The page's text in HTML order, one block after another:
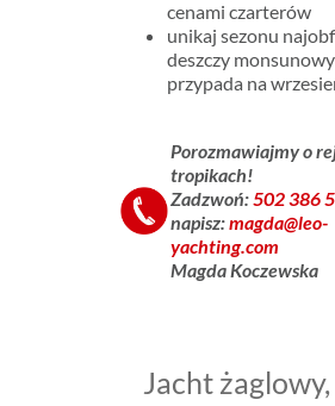
cenami czarterów
unikaj sezonu
deszczy
przypada na
Porozmawiajmyo
tropikach!
Zadzwoń:502 386
napisz:magda@leo-
yachting.com
Magda Koczewska
Jacht żaglowy,